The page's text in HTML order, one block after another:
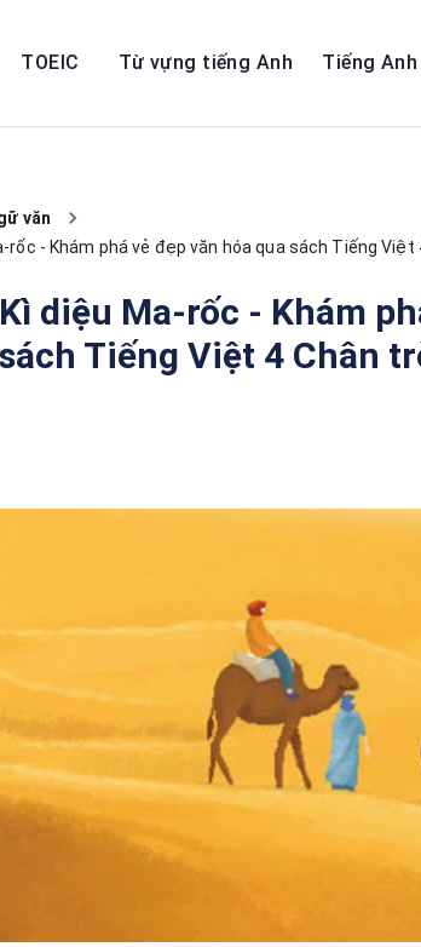
TOEIC Từ vựng tiếng Anh Tiếng
văn
rốc - Khám phá vẻ đẹp văn hóa qua sách Tiếng
diệu Ma-rốc - Khám
Tiếng Việt 4 Chân